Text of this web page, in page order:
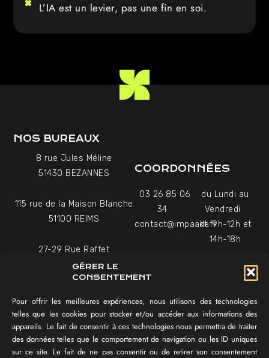
GÉRER LE
CONSENTEMENT
Pour offrir les meilleures expériences, nous utilisons des technologies
telles que les cookies pour stocker et/ou accéder aux informations des
appareils. Le fait de consentir à ces technologies nous permettra de traiter
des données telles que le comportement de navigation ou les ID uniques
sur ce site. Le fait de ne pas consentir ou de retirer son consentement
L’IA est un levier, pas une fin en soi.
NOS BUREAUX
8 rue Jules Méline
51430 BEZANNES
115 rue de la Maison Blanche
51100 REIMS
27-29 Rue Raffet
75016 PARIS
COORDONNÉES
03 26 85 06
34
contact@impaakt.fr
du Lundi au
Vendredi
de 9h-12h et
14h-18h
vous
NAVIGATION
Témoignages vidéo
Équipe